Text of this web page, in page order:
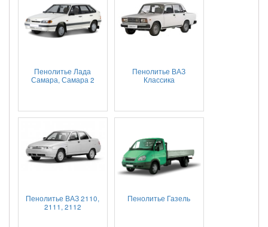
Пенолитье Лада
Самара, Самара 2
Пенолитье ВАЗ
Классика
Пенолитье ВАЗ 2110,
2111, 2112
Пенолитье Газель